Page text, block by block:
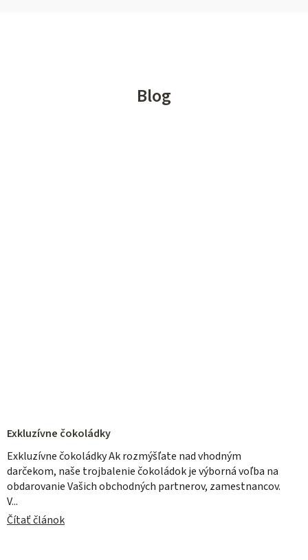
Exkluzívne čokoládky
Exkluzívne čokoládky Ak rozmýšľate nad vhodným
darčekom, naše trojbalenie čokoládok je výborná voľba na
obdarovanie Vašich obchodných partnerov, zamestnancov.
V...
Čítať článok